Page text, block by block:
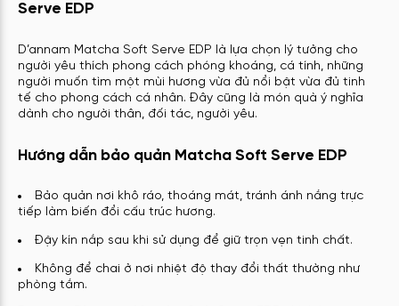
Serve EDP
D’annam Matcha Soft Serve EDP là lựa chọn lý tưởng cho
người yêu thích phong cách phóng khoáng, cá tính, những
người muốn tìm một mùi hương vừa đủ nổi bật vừa đủ tinh
tế cho phong cách cá nhân. Đây cũng là món quà ý nghĩa
dành cho người thân, đối tác, người yêu.
Hướng dẫn bảo quản Matcha Soft Serve EDP
Bảo quản nơi khô ráo, thoáng mát, tránh ánh nắng trực
tiếp làm biến đổi cấu trúc hương.
Đậy kín nắp sau khi sử dụng để giữ trọn vẹn tinh chất.
Không để chai ở nơi nhiệt độ thay đổi thất thường như
phòng tắm.